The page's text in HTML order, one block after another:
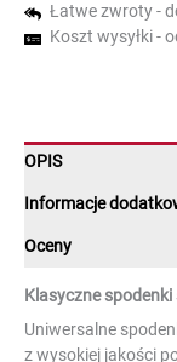
Łatwe zwroty -
Koszt wysyłki -
OPIS
Informacje
Oceny
Klasyczne
Uniwersalne
z wysokiej jakości